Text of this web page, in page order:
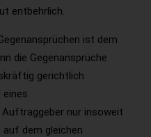
entbehrlich.
ist dem
die Gegenansprüche
gerichtlich
nur insoweit
auf dem gleichen